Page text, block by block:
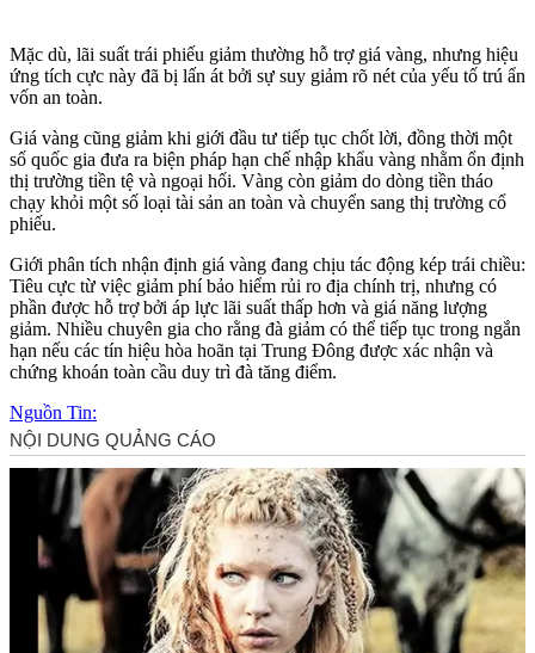
Mặc dù, lãi suất trái phiếu giảm thường hỗ trợ giá vàng, nhưng hiệu
ứng tích cực này đã bị lấn át bởi sự suy giảm rõ nét của yếu tố trú ẩn
vốn an toàn.
Giá vàng cũng giảm khi giới đầu tư tiếp tục chốt lời, đồng thời một
số quốc gia đưa ra biện pháp hạn chế nhập khẩu vàng nhằm ổn định
thị trường tiền tệ và ngoại hối. Vàng còn giảm do dòng tiền tháo
chạy khỏi một số loại tài sản an toàn và chuyển sang thị trường cổ
phiếu.
Giới phân tích nhận định giá vàng đang chịu tác động kép trái chiều:
Tiêu cực từ việc giảm phí bảo hiểm rủi ro địa chính trị, nhưng có
phần được hỗ trợ bởi áp lực lãi suất thấp hơn và giá năng lượng
giảm. Nhiều chuyên gia cho rằng đà giảm có thể tiếp tục trong ngắn
hạn nếu các tín hiệu hòa hoãn tại Trung Đông được xác nhận và
chứng khoán toàn cầu duy trì đà tăng điểm.
Nguồn Tin: